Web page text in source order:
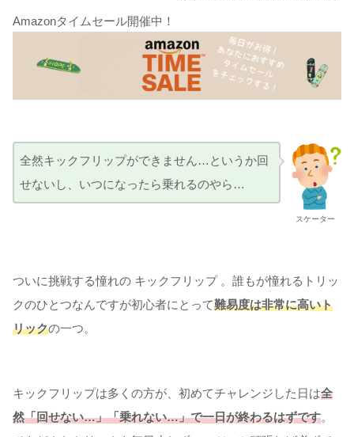
Amazonタイムセール開催中！
スケーター
全然キックフリップができません…というか回
せないし、いつになったら乗れるのやら…
ついに挑戦する憧れの キックフリップ 。誰もが憧れるトリッ
クのひとつなんですが初心者にとって難易度は非常に高いト
リックの一つ。
キックフリップは多くの方が、初めてチャレンジした日は全
然「回せない…」「乗れない…」で一日が終わるはずです。